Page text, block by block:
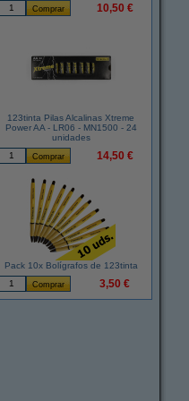
10,50 €
123tinta Pilas Alcalinas Xtreme
Power AA - LR06 - MN1500 - 24
unidades
14,50 €
Pack 10x Bolígrafos de 123tinta
3,50 €